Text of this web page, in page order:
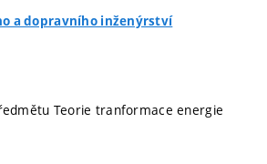
a dopravního inženýrství
Teorie tranformace energie